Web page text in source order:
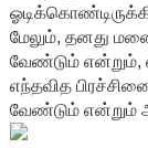
மேலும், தனது
வேண்டும் என்றும்,
எந்தவித
வேண்டும் என்றும்